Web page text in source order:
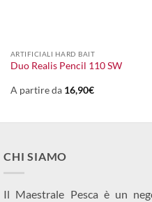
ARTIFICIALI HARD BAIT
Duo Realis Pencil 110 SW
A partire da 16,90€
CHI SIAMO
Il Maestrale Pesca è un